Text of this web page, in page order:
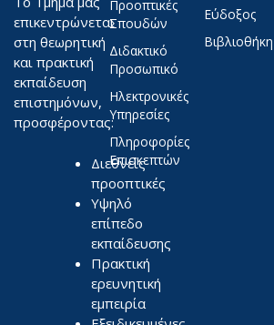
επικεντρώνεται
στη θεωρητική
και πρακτική
εκπαίδευση
επιστημόνων,
προσφέροντας:
Διεθνείς
προοπτικές
Υψηλό
επίπεδο
εκπαίδευσης
Πρακτική
ερευνητική
εμπειρία
Προοπτικές
Σπουδών
Διδακτικό
Προσωπικό
Ηλεκτρονικές
Υπηρεσίες
Πληροφορίες
Επισκεπτών
Εύδοξος
Βιβλιοθήκη